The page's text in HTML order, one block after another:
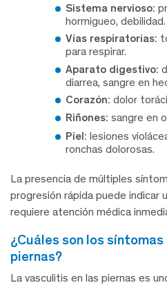
Sistema nervioso:
hormigueo, debilidad.
Vías respiratorias:
para respirar.
Aparato digestivo:
diarrea, sangre en
Corazón: dolor
Riñones: sangre en
Piel: lesiones
ronchas dolorosas.
La presencia de múltiples
progresión rápida puede indicar
requiere atención médica
¿cuáles son los síntomas de la vasculitis en las
piernas?
La vasculitis en las piernas es